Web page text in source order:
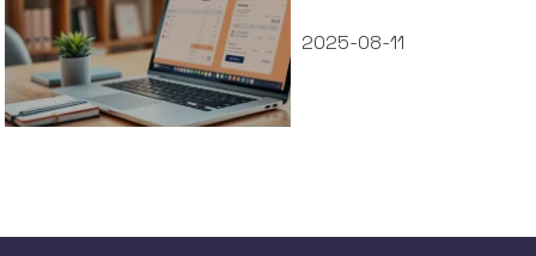
małe firmy?
2025-08-11